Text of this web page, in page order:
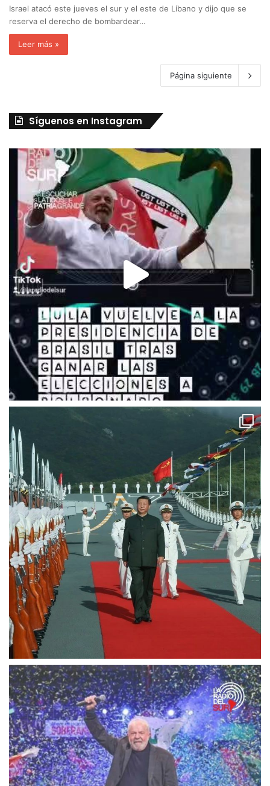
Israel atacó este jueves el sur y el este de Líbano y dijo que se
reserva el derecho de bombardear…
Leer más »
Página siguiente
Síguenos en Instagram